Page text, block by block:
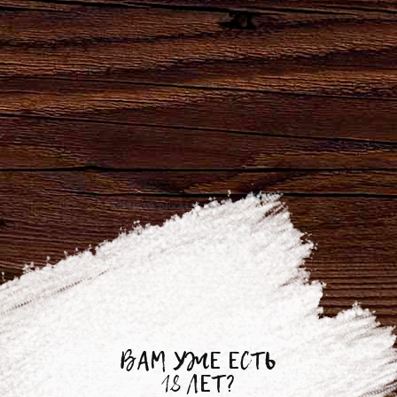
ВАМ УЖЕ ЕСТЬ
18 ЛЕТ?
09.10.2024
Квас «Хлебный» и «Домашний»
теперь в Самокате г. Брянск!
Квас «Хлебный» и «Домашний» теперь в
Самокате г. Брянск!
https://samokat.ru/product/191fef3c-7c93-11ed-